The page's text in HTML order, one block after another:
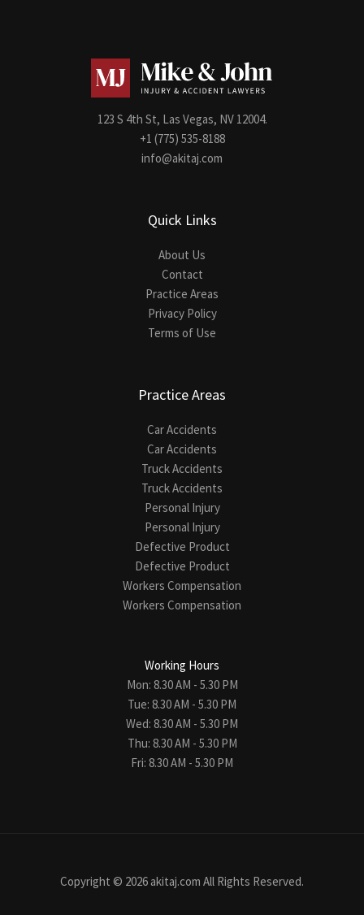
123 S 4th St, Las Vegas, NV 12004.
+1 (775) 535-8188
info@akitaj.com
Quick Links
About Us
Contact
Practice Areas
Privacy Policy
Terms of Use
Practice Areas
Car Accidents
Car Accidents
Truck Accidents
Truck Accidents
Personal Injury
Personal Injury
Defective Product
Defective Product
Workers Compensation
Workers Compensation
Working Hours
Mon: 8.30 AM - 5.30 PM
Tue: 8.30 AM - 5.30 PM
Wed: 8.30 AM - 5.30 PM
Thu: 8.30 AM - 5.30 PM
Fri: 8.30 AM - 5.30 PM
Copyright © 2026 akitaj.com All Rights Reserved.